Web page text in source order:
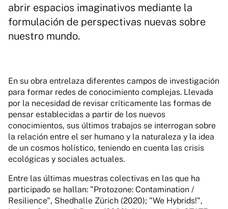
abrir espacios imaginativos mediante la
formulación de perspectivas nuevas sobre
nuestro mundo.
En su obra entrelaza diferentes campos de investigación
para formar redes de conocimiento complejas. Llevada
por la necesidad de revisar críticamente las formas de
pensar establecidas a partir de los nuevos
conocimientos, sus últimos trabajos se interrogan sobre
la relación entre el ser humano y la naturaleza y la idea
de un cosmos holístico, teniendo en cuenta las crisis
ecológicas y sociales actuales.
Entre las últimas muestras colectivas en las que ha
participado se hallan: "Protozone: Contamination /
Resilience", Shedhalle Zürich (2020); "We Hybrids!",